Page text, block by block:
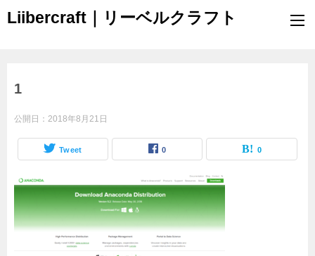
Liibercraft｜リーベルクラフト
1
公開日： 2018年8月21日
Tweet 0 0